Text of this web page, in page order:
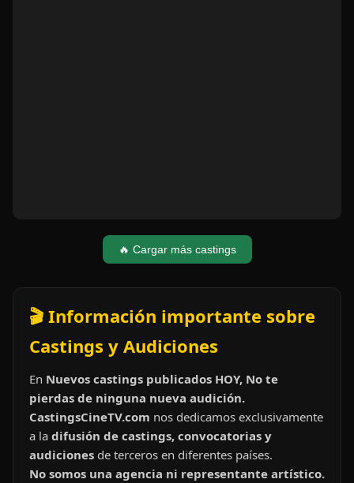
🔥 Cargar más castings
🎬 Información importante sobre
Castings y Audiciones
En Nuevos castings publicados HOY, No te
pierdas de ninguna nueva audición.
CastingsCineTV.com nos dedicamos exclusivamente
a la difusión de castings, convocatorias y
audiciones de terceros en diferentes países.
No somos una agencia ni representante artístico.